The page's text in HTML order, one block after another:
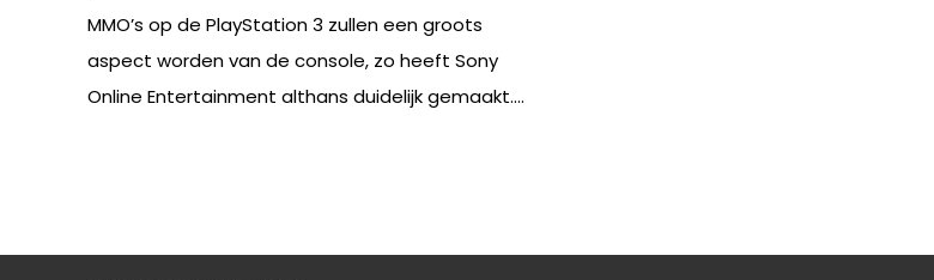
MMO’s op de PlayStation 3 zullen een groots
aspect worden van de console, zo heeft Sony
Online Entertainment althans duidelijk gemaakt....